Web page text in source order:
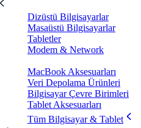
Dizüstü Bilgisayarlar
Masaüstü Bilgisayarlar
Tabletler
Modem & Network
MacBook Aksesuarları
Veri Depolama Ürünleri
Bilgisayar Çevre Birimleri
Tablet Aksesuarları
Tüm Bilgisayar & Tablet